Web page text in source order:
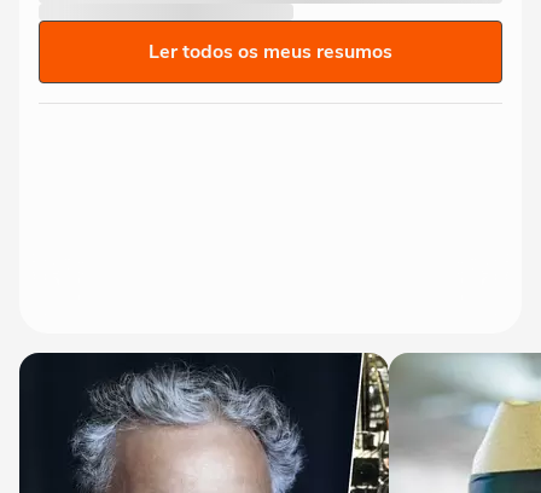
Ler todos os meus resumos